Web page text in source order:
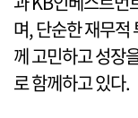
며, 단순한 재무적
께 고민하고 성장
로 함께하고 있다.